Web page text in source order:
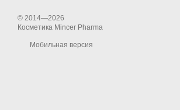
© 2014—2026
Косметика Mincer Pharma
Мобильная версия